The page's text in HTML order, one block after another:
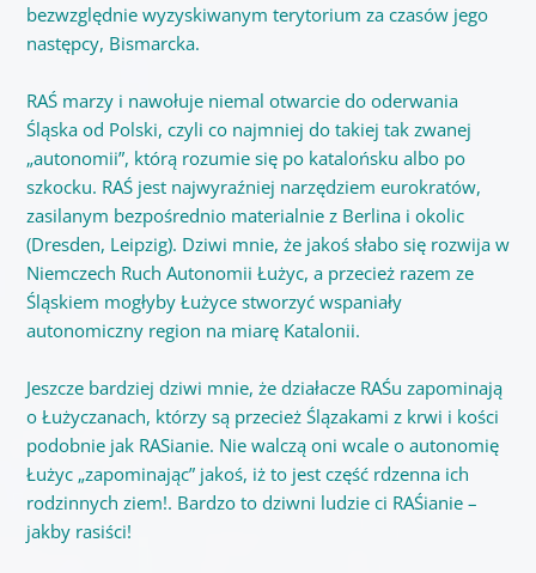
bezwzględnie wyzyskiwanym terytorium za czasów jego
następcy, Bismarcka.
RAŚ marzy i nawołuje niemal otwarcie do oderwania
Śląska od Polski, czyli co najmniej do takiej tak zwanej
„autonomii”, którą rozumie się po katalońsku albo po
szkocku. RAŚ jest najwyraźniej narzędziem eurokratów,
zasilanym bezpośrednio materialnie z Berlina i okolic
(Dresden, Leipzig). Dziwi mnie, że jakoś słabo się rozwija w
Niemczech Ruch Autonomii Łużyc, a przecież razem ze
Śląskiem mogłyby Łużyce stworzyć wspaniały
autonomiczny region na miarę Katalonii.
Jeszcze bardziej dziwi mnie, że działacze RAŚu zapominają
o Łużyczanach, którzy są przecież Ślązakami z krwi i kości
podobnie jak RASianie. Nie walczą oni wcale o autonomię
Łużyc „zapominając” jakoś, iż to jest część rdzenna ich
rodzinnych ziem!. Bardzo to dziwni ludzie ci RAŚianie –
jakby rasiści!